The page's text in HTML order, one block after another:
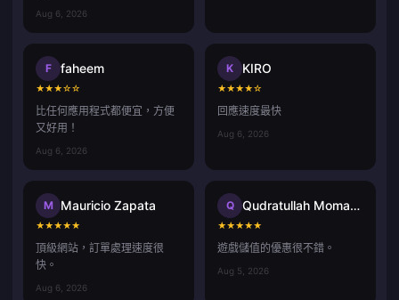
Aug 6, 2026
F faheem
★★★☆☆
比任何應用程式都便宜，方便
又好用！
Aug 6, 2026
K KIRO
★★★★☆
回應速度最快
Aug 6, 2026
M Mauricio Zapata
★★★★★
頂級網站，訂單處理速度很
快。
Aug 6, 2026
Q Qudratullah Momand
★★★★★
遊戲儲值的優惠很不錯。
Aug 5, 2026